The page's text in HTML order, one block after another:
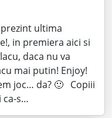
ultima
in premiera aici si
daca nu va
mai putin! Enjoy!
joc… da? 🙂 Copiii
ca-s…